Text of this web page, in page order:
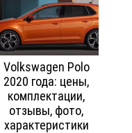
Volkswagen Polo
2020 года: цены,
комплектации,
отзывы, фото,
характеристики